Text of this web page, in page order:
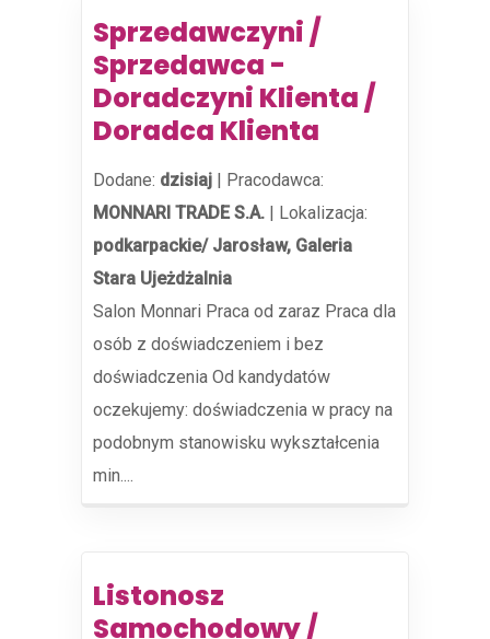
Sprzedawczyni /
Sprzedawca -
Doradczyni Klienta /
Doradca Klienta
Dodane: dzisiaj | Pracodawca:
MONNARI TRADE S.A. | Lokalizacja:
podkarpackie/ Jarosław, Galeria
Stara Ujeżdżalnia
Salon Monnari Praca od zaraz Praca dla
osób z doświadczeniem i bez
doświadczenia Od kandydatów
oczekujemy: doświadczenia w pracy na
podobnym stanowisku wykształcenia
min....
Listonosz
Samochodowy /